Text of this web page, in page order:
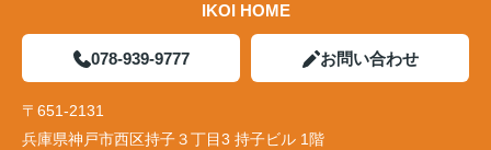
IKOI HOME
078-939-9777 お問い合わせ
〒651-2131
兵庫県神戸市西区持子３丁目3 持子ビル 1階